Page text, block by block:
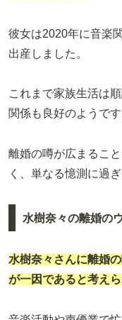
彼女は2020年に音楽
出産しました。
これまで家族生活は
関係も良好のようです
離婚の噂が広まるこ
く、単なる憶測に過
水樹奈々の離婚の
水樹奈々さんに離婚
が一因であると考えら